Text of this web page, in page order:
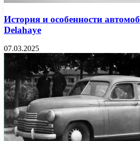
История и особенности
Delahaye
07.03.2025